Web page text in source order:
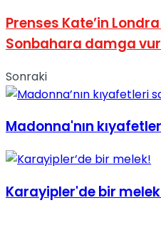
Prenses Kate’in
Sonbahara damga
Sonraki
Madonna'nın
Karayipler'de bir